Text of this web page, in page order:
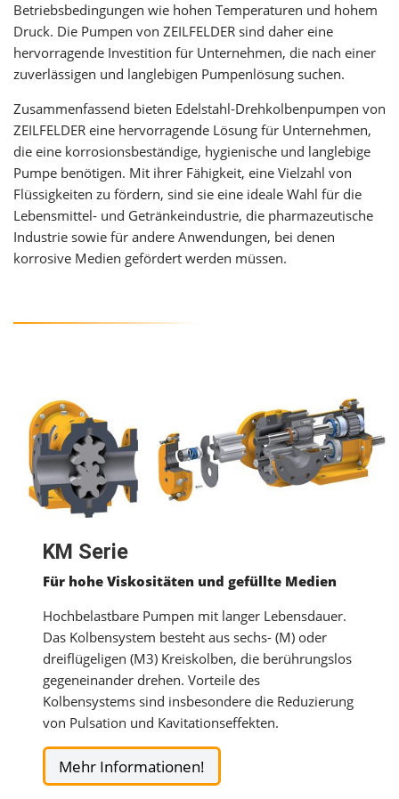
Betriebsbedingungen wie hohen Temperaturen und hohem
Druck. Die Pumpen von ZEILFELDER sind daher eine
hervorragende Investition für Unternehmen, die nach einer
zuverlässigen und langlebigen Pumpenlösung suchen.
Zusammenfassend bieten Edelstahl-Drehkolbenpumpen von
ZEILFELDER eine hervorragende Lösung für Unternehmen,
die eine korrosionsbeständige, hygienische und langlebige
Pumpe benötigen. Mit ihrer Fähigkeit, eine Vielzahl von
Flüssigkeiten zu fördern, sind sie eine ideale Wahl für die
Lebensmittel- und Getränkeindustrie, die pharmazeutische
Industrie sowie für andere Anwendungen, bei denen
korrosive Medien gefördert werden müssen.
KM Serie
Für hohe Viskositäten und gefüllte Medien
Hochbelastbare Pumpen mit langer Lebensdauer.
Das Kolbensystem besteht aus sechs- (M) oder
dreiflügeligen (M3) Kreiskolben, die berührungslos
gegeneinander drehen. Vorteile des
Kolbensystems sind insbesondere die Reduzierung
von Pulsation und Kavitationseffekten.
Mehr Informationen!